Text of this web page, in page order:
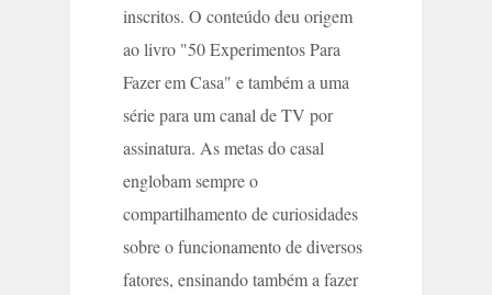
inscritos. O conteúdo deu origem
ao livro "50 Experimentos Para
Fazer em Casa" e também a uma
série para um canal de TV por
assinatura. As metas do casal
englobam sempre o
compartilhamento de curiosidades
sobre o funcionamento de diversos
fatores, ensinando também a fazer